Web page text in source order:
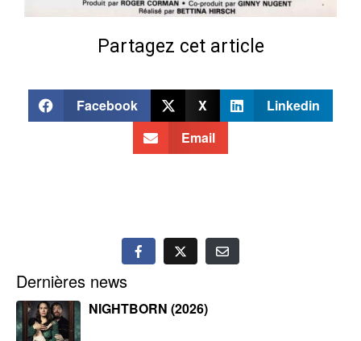
Partagez cet article
Facebook X
Linkedin
Email
Dernières news
NIGHTBORN (2026)